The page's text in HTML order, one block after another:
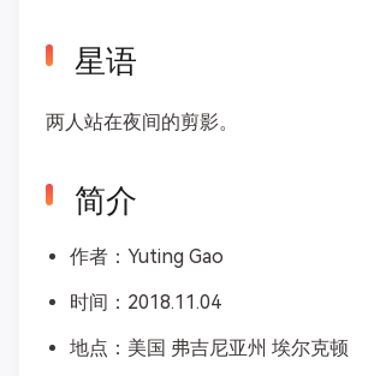
星语
两人站在夜间的剪影。
简介
作者：Yuting Gao
时间：2018.11.04
地点：美国 弗吉尼亚州 埃尔克顿